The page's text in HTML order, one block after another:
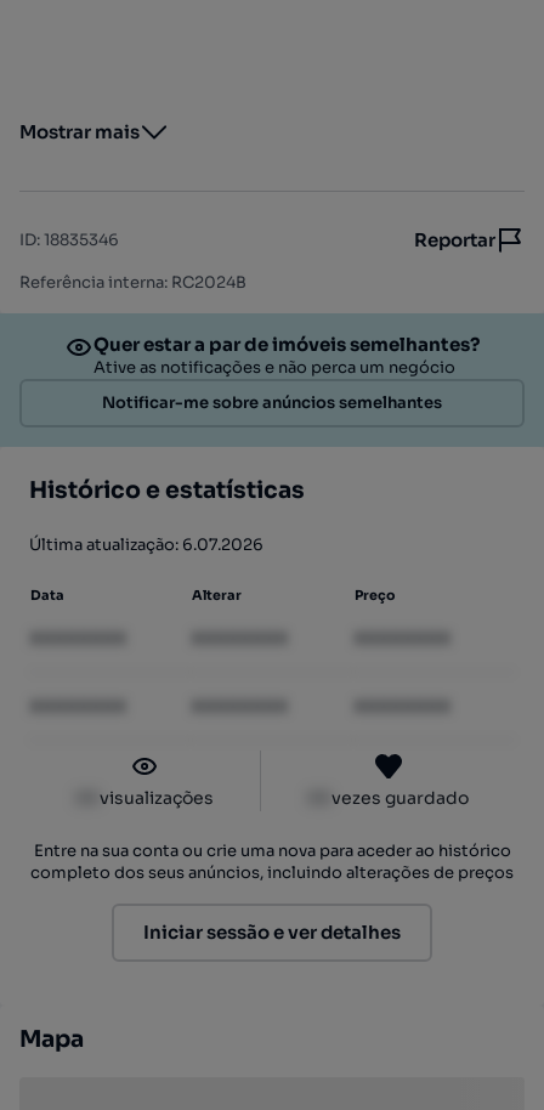
Mostrar mais
ID:18835346 Reportar
Referência interna: RC2024B
Quer estar a par de imóveis semelhantes?
Ative as notificações e não perca um negócio
Notificar-me sobre anúncios semelhantes
Histórico e estatísticas
Última atualização: 6.07.2026
Data Alterar Preço
visualizações vezes guardado
Entre na sua conta ou crie uma nova para aceder ao histórico
completo dos seus anúncios, incluindo alterações de preços
Iniciar sessão e ver detalhes
Mapa